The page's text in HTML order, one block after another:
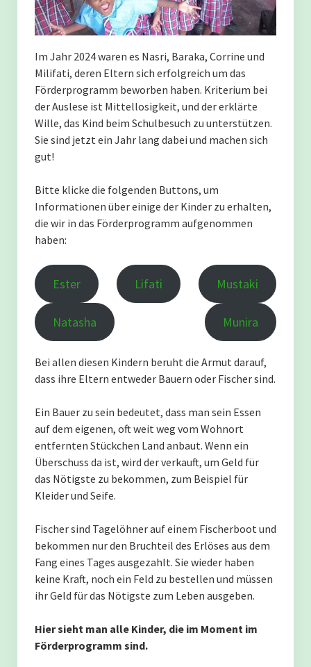
Förderkonzept
Mustaki Azizi Athuman
Lifati Uwesu Ligwagu
Ester Solomon Abdallah
Wie wohnen eigentlich die Schüler zu Hause?
Unser Traum – eine Umwelt-Lernfarm
Care of Creation – Die Schöpfung bewahren.
Der Einzugsbereich wächst.
Aktuell: Ein neues Wasserprojekt in
Lukumbo
Abgeschlossene Projekte
Lukumbo – es geht weiter in unserem
Das Maschinenhaus von Lukumbo
Ein Brunnen für Lukumbo
Ein Haus für den Chief von Lukumbo
Im Jahr 2024 waren es Nasri, Baraka, Corrine und
Milifati, deren Eltern sich erfolgreich um das
Förderprogramm beworben haben. Kriterium bei
der Auslese ist Mittellosigkeit, und der erklärte
Wille, das Kind beim Schulbesuch zu unterstützen.
Sie sind jetzt ein Jahr lang dabei und machen sich
gut!
Bitte klicke die folgenden Buttons, um
Informationen über einige der Kinder zu erhalten,
die wir in das Förderprogramm aufgenommen
haben:
Ester Lifati Mustaki
Natasha Munira
Bei allen diesen Kindern beruht die Armut darauf,
dass ihre Eltern entweder Bauern oder Fischer sind.
Ein Bauer zu sein bedeutet, dass man sein Essen
auf dem eigenen, oft weit weg vom Wohnort
entfernten Stückchen Land anbaut. Wenn ein
Überschuss da ist, wird der verkauft, um Geld für
das Nötigste zu bekommen, zum Beispiel für
Kleider und Seife.
Fischer sind Tagelöhner auf einem Fischerboot und
bekommen nur den Bruchteil des Erlöses aus dem
Fang eines Tages ausgezahlt. Sie wieder haben
keine Kraft, noch ein Feld zu bestellen und müssen
ihr Geld für das Nötigste zum Leben ausgeben.
Hier sieht man alle Kinder, die im Moment im
Förderprogramm sind.